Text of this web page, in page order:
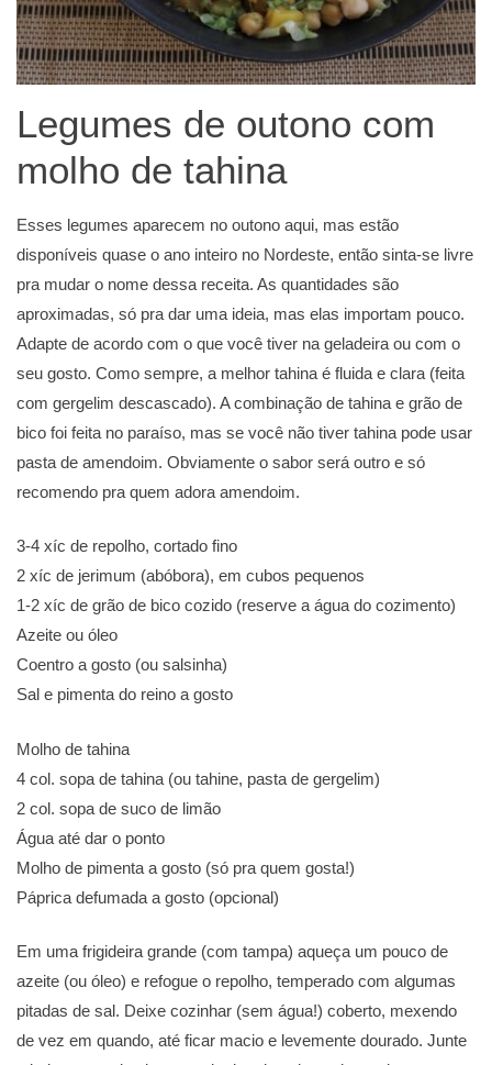
Legumes de outono com
molho de tahina
Esses legumes aparecem no outono aqui, mas estão
disponíveis quase o ano inteiro no Nordeste, então sinta-se livre
pra mudar o nome dessa receita. As quantidades são
aproximadas, só pra dar uma ideia, mas elas importam pouco.
Adapte de acordo com o que você tiver na geladeira ou com o
seu gosto. Como sempre, a melhor tahina é fluida e clara (feita
com gergelim descascado). A combinação de tahina e grão de
bico foi feita no paraíso, mas se você não tiver tahina pode usar
pasta de amendoim. Obviamente o sabor será outro e só
recomendo pra quem adora amendoim.
3-4 xíc de repolho, cortado fino
2 xíc de jerimum (abóbora), em cubos pequenos
1-2 xíc de grão de bico cozido (reserve a água do cozimento)
Azeite ou óleo
Coentro a gosto (ou salsinha)
Sal e pimenta do reino a gosto
Molho de tahina
4 col. sopa de tahina (ou tahine, pasta de gergelim)
2 col. sopa de suco de limão
Água até dar o ponto
Molho de pimenta a gosto (só pra quem gosta!)
Páprica defumada a gosto (opcional)
Em uma frigideira grande (com tampa) aqueça um pouco de
azeite (ou óleo) e refogue o repolho, temperado com algumas
pitadas de sal. Deixe cozinhar (sem água!) coberto, mexendo
de vez em quando, até ficar macio e levemente dourado. Junte